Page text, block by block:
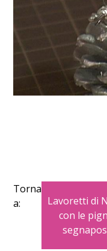
Torna
a:
Lavoretti di
con le